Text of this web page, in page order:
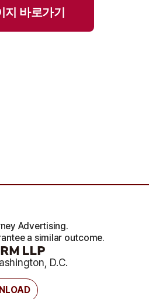
지 바로가기
D.C.
Advertising.
a similar outcome.